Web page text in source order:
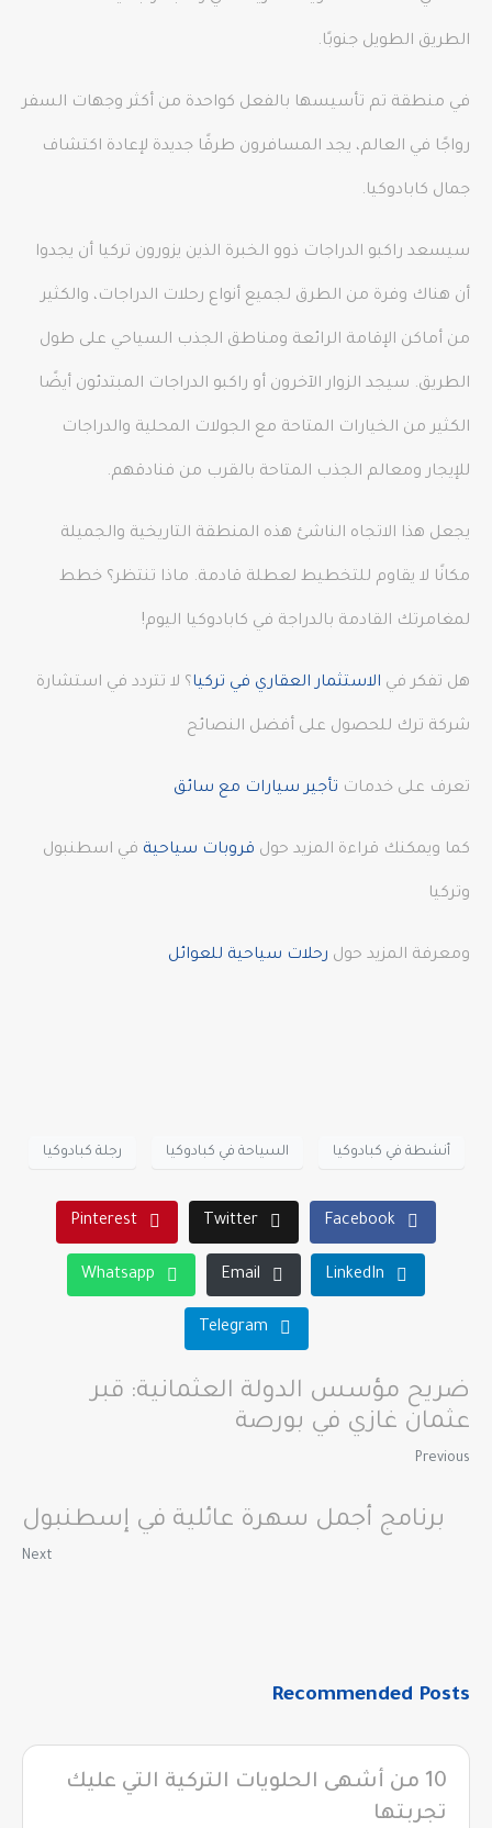
الطريق الطويل جنوبًا.
في منطقة تم تأسيسها بالفعل كواحدة من أكثر وجهات السفر
رواجًا في العالم، يجد المسافرون طرقًا جديدة لإعادة اكتشاف
جمال كابادوكيا.
سيسعد راكبو الدراجات ذوو الخبرة الذين يزورون تركيا أن يجدوا
أن هناك وفرة من الطرق لجميع أنواع رحلات الدراجات، والكثير
من أماكن الإقامة الرائعة ومناطق الجذب السياحي على طول
الطريق. سيجد الزوار الآخرون أو راكبو الدراجات المبتدئون أيضًا
الكثير من الخيارات المتاحة مع الجولات المحلية والدراجات
للإيجار ومعالم الجذب المتاحة بالقرب من فنادقهم.
يجعل هذا الاتجاه الناشئ هذه المنطقة التاريخية والجميلة
مكانًا لا يقاوم للتخطيط لعطلة قادمة. ماذا تنتظر؟ خطط
لمغامرتك القادمة بالدراجة في كابادوكيا اليوم!
هل تفكر في الاستثمار العقاري في تركيا ؟ لا تتردد في استشارة
شركة ترك للحصول على أفضل النصائح
تعرف على خدمات تأجير سيارات مع سائق
كما ويمكنك قراءة المزيد حول قروبات سياحية في اسطنبول
وتركيا
ومعرفة المزيد حول رحلات سياحية للعوائل
أنشطة في كبادوكيا السياحة في كبادوكيا رجلة كبادوكيا
Facebook
Twitter
Pinterest
LinkedIn
Email
Whatsapp
Telegram
ضريح مؤسس الدولة العثمانية: قبر
عثمان غازي في بورصة
Previous
برنامج أجمل سهرة عائلية في إسطنبول
Next
Recommended Posts
10 من أشهى الحلويات التركية التي عليك
تجربتها